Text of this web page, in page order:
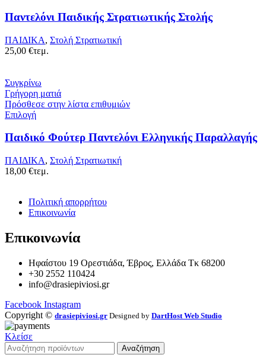
Παντελόνι Παιδικής Στρατιωτικής Στολής
ΠΑΙΔΙΚΑ, Στολή Στρατιωτική
25,00 €τεμ.
Συγκρίνω
Γρήγορη ματιά
Πρόσθεσε στην λίστα επιθυμιών
Επιλογή
Παιδικό Φούτερ Παντελόνι Ελληνικής Παραλλαγής
ΠΑΙΔΙΚΑ, Στολή Στρατιωτική
18,00 €τεμ.
Πολιτική απορρήτου
Επικοινωνία
Επικοινωνία
Ηφαίστου 19 Ορεστιάδα, Έβρος, Ελλάδα Τκ 68200
+30 2552 110424
info@drasiepiviosi.gr
Facebook Instagram
Copyright © drasiepiviosi.gr Designed by DartHost Web Studio
Κλείσε
Αναζήτηση